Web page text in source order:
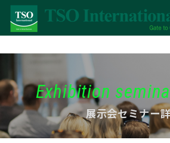
Exhibition
展示会セミナー